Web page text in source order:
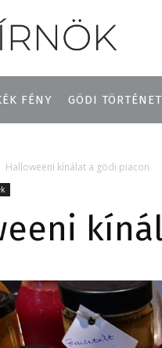
FÉNY GÖDI
Halloweeni kínálat a gödi piacon